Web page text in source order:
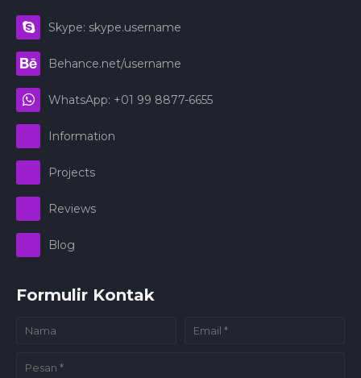
Skype: skype.username
Behance.net/username
WhatsApp: +01 99 8877-6655
Information
Projects
Reviews
Blog
Formulir Kontak